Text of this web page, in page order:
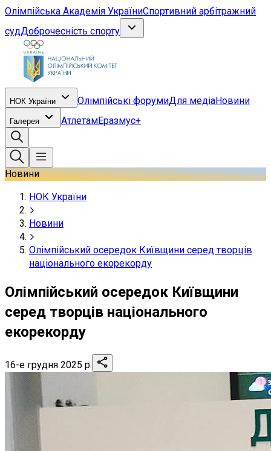
Олімпійська Академія УкраїниСпортивний арбітражний
судДоброчесність спорту
НОК України Олімпійські форумиДля медіаНовини
Галерея АтлетамЕразмус+
Новини
НОК України
Новини
Олімпійський осередок Київщини серед творців
національного екорекорду
Олімпійський осередок Київщини
серед творців національного
екорекорду
16-е грудня 2025 р.